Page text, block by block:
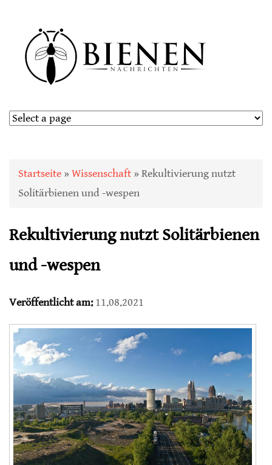
Sie sind hier
Startseite » Wissenschaft » Rekultivierung nutzt
Solitärbienen und -wespen
Rekultivierung nutzt Solitärbienen
und -wespen
Veröffentlicht am:11.08.2021